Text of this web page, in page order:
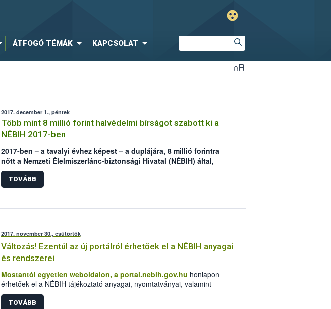
ÁTFOGÓ TÉMÁK KAPCSOLAT
2017. december 1., péntek
Több mint 8 millió forint halvédelmi bírságot szabott ki a
NÉBIH 2017-ben
2017-ben – a tavalyi évhez képest – a duplájára, 8 millió forintra
nőtt a Nemzeti Élelmiszerlánc-biztonsági Hivatal (NÉBIH) által,
jogszerűtlen horgászat és halászat miatt kiszabott halvédelmi
bírságok összege. A hatósági pénzbüntetés arányosan emelkedett
az Állami Halőri Szolgálat működéséhez köthető tettenérések és
Földművelésügyi Igazgatóságának vezetője a december 1-jén,
TOVÁBB
2017. november 30., csütörtök
Változás! Ezentúl az új portálról érhetőek el a NÉBIH anyagai
és rendszerei
Mostantól egyetlen weboldalon, a portal.nebih.gov.hu honlapon
érhetőek el a NÉBIH tájékoztató anyagai, nyomtatványai, valamint
szakrendeszerei is.
TOVÁBB